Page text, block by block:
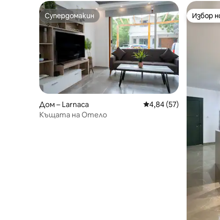
Супердомакин
Супердомакин
Дом – Larnaca Средна оценка: 4,84
4,84 (57)
Къщата на Отело
Избор
Избор